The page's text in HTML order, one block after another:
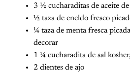
3 ½ cucharaditas de aceite
½ taza de eneldo fresco
¼ taza de menta fresca
decorar
1 ¼ cucharadita de sal
2 dientes de ajo